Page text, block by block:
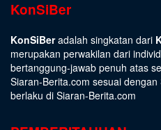
KonSiBer
KonSiBeradalah singkatan dari
merupakan perwakilan dari
bertanggung-jawab penuh atas
Siaran-Berita.com sesuai dengan
berlaku di Siaran-Berita.com